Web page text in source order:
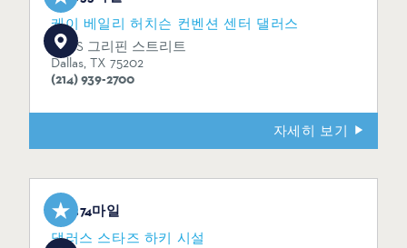
케이 베일리 허치슨 컨벤션 센터 댈러스
650 S 그리핀 스트리트
Dallas, TX 75202
(214) 939-2700
자세히 보기
3.74마일
댈러스 스타즈 하키 시설